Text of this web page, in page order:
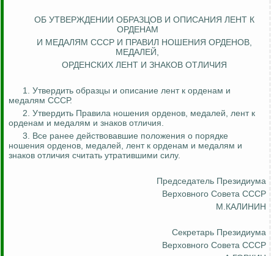
ОБ УТВЕРЖДЕНИИ ОБРАЗЦОВ И ОПИСАНИЯ ЛЕНТ К
ОРДЕНАМ
И МЕДАЛЯМ СССР И ПРАВИЛ НОШЕНИЯ ОРДЕНОВ,
МЕДАЛЕЙ,
ОРДЕНСКИХ ЛЕНТ И ЗНАКОВ ОТЛИЧИЯ
1. Утвердить образцы и описание лент к орденам и
медалям СССР.
2. Утвердить Правила ношения орденов, медалей, лент к
орденам и медалям и знаков отличия.
3. Все ранее действовавшие положения о порядке
ношения орденов, медалей, лент к орденам и медалям и
знаков отличия считать утратившими силу.
Председатель Президиума
Верховного Совета СССР
М.КАЛИНИН
Секретарь Президиума
Верховного Совета СССР